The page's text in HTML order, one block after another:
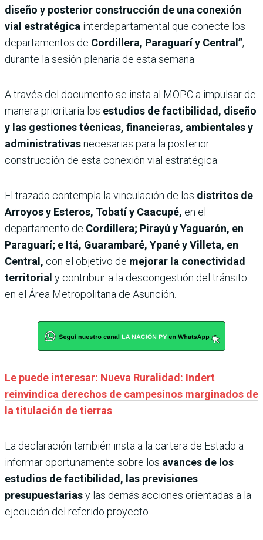
diseño y posterior construcción de una conexión
vial estratégica interdepartamental que conecte los
departamentos de Cordillera, Paraguarí y Central”,
durante la sesión plenaria de esta semana.
A través del documento se insta al MOPC a impulsar de
manera prioritaria los estudios de factibilidad, diseño
y las gestiones técnicas, financieras, ambientales y
administrativasnecesarias para la posterior
construcción de esta conexión vial estratégica.
El trazado contempla la vinculación de los distritos de
Arroyos y Esteros, Tobatí y Caacupé, en el
departamento de Cordillera; Pirayú y Yaguarón, en
Paraguarí; e Itá, Guarambaré, Ypané y Villeta, en
Central, con el objetivo de mejorar la conectividad
territorial y contribuir a la descongestión del tránsito
en el Área Metropolitana de Asunción.
Le puede interesar: Nueva Ruralidad: Indert
reinvindica derechos de campesinos marginados de
la titulación de tierras
La declaración también insta a la cartera de Estado a
informar oportunamente sobre los avances de los
estudios de factibilidad, las previsiones
presupuestariasy las demás acciones orientadas a la
ejecución del referido proyecto.